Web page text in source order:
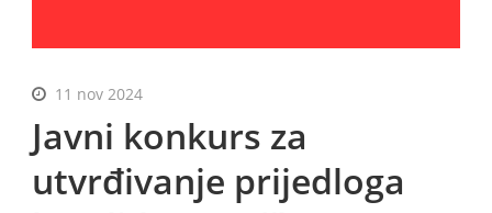
11 nov 2024
Javni konkurs za
utvrđivanje prijedloga